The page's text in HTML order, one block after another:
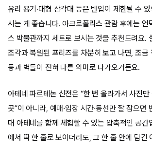
유리 용기·대형 삼각대 등은 반입이 제한될 수
시는 게 좋습니다. 아크로폴리스 관람 후에는 언
스 박물관까지 세트로 보시는 것을 추천드려요.
조각과 복원된 프리즈를 차분히 보고 나면, 조금
둥과 벽들이 전혀 다른 의미로 다가오거든요.
아테네 파르테논 신전은 “한 번 올라가서 사진만
곳”이 아니라, 예매·입장 시간·동선만 잘 잡으면
대 아테네를 함께 체험할 수 있는 압축적인 공간
에서 딱 한 줄로 보이더라도, 그 한 줄 안에 담긴